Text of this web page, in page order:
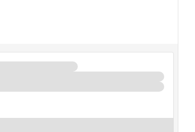
ISV
¿Quién es